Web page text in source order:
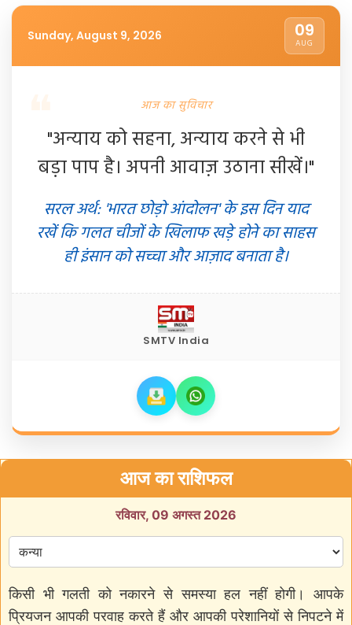
Sunday, August 9, 2026 09
AUG
आज का सुविचार
"अन्याय को सहना, अन्याय करने से भी
बड़ा पाप है। अपनी आवाज़ उठाना सीखें।"
सरल अर्थ: 'भारत छोड़ो आंदोलन' के इस दिन याद
रखें कि गलत चीजों के खिलाफ खड़े होने का साहस
ही इंसान को सच्चा और आज़ाद बनाता है।
SMTV India
आज का राशिफल
रविवार, 09 अगस्त 2026
किसी भी गलती को नकारने से समस्या हल नहीं होगी। आपके
प्रियजन आपकी परवाह करते हैं और आपकी परेशानियों से निपटने में